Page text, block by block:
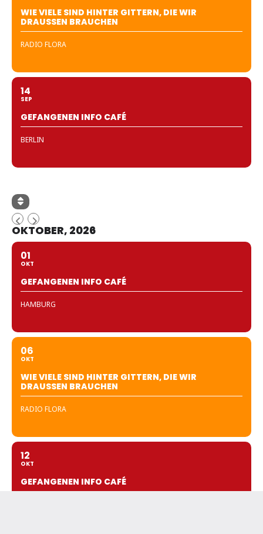
WIE VIELE SIND HINTER GITTERN, DIE WIR
DRAUSSEN BRAUCHEN
RADIO FLORA
14
SEP
GEFANGENEN INFO CAFÉ
BERLIN
OKTOBER, 2026
01
OKT
GEFANGENEN INFO CAFÉ
HAMBURG
06
OKT
WIE VIELE SIND HINTER GITTERN, DIE WIR
DRAUSSEN BRAUCHEN
RADIO FLORA
12
OKT
GEFANGENEN INFO CAFÉ